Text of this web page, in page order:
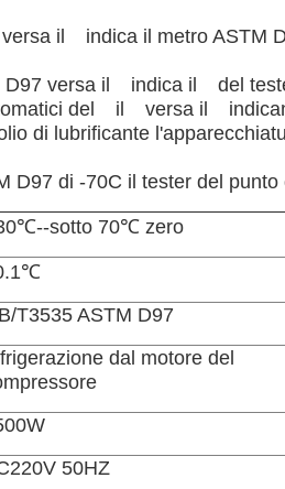
il indica il metro ASTM
versa il indica il del
del il versa il
di lubrificante
D97 di -70C il tester del
sotto 70℃ zero
T3535 ASTM D97
dal motore del
50HZ